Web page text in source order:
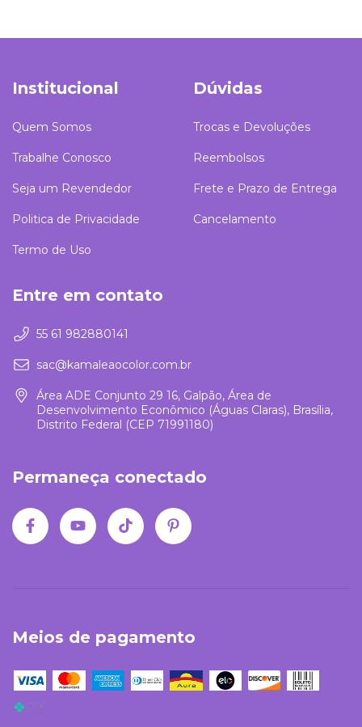
Institucional
Quem Somos
Trabalhe Conosco
Seja um Revendedor
Politica de Privacidade
Termo de Uso
Dúvidas
Trocas e Devoluções
Reembolsos
Frete e Prazo de Entrega
Cancelamento
Entre em contato
55 61 982880141
sac@kamaleaocolor.com.br
Área ADE Conjunto 29 16, Galpão, Área de
Desenvolvimento Econômico (Águas Claras), Brasília,
Distrito Federal (CEP 71991180)
Permaneça conectado
Meios de pagamento